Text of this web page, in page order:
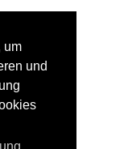
um
und